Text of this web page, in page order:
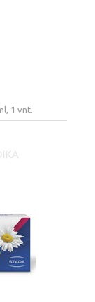
1 vnt.